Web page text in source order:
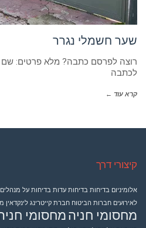
שער חשמלי נגרר
רוצה לפרסם כתבה? מלא פרטים: שם
לכתבה
קרא עוד ←
קיצורי דרך
אלומיניום בדיחות בדיחות עדות בדיחות על מנהלים
לאירועים חברות הביטוח חברת קייטרינג לינקדאין
מחסומי חניה מחסומי